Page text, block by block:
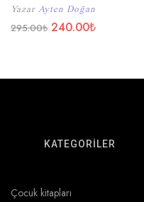
Yazar Ayten Doğan
295.00₺ 240.00₺
KATEGORİLER
Çocuk kitapları